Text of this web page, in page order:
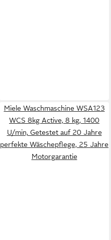
Miele Waschmaschine WSA123
WCS 8kg Active, 8 kg, 1400
U/min, Getestet auf 20 Jahre
perfekte Wäschepflege, 25 Jahre
Motorgarantie